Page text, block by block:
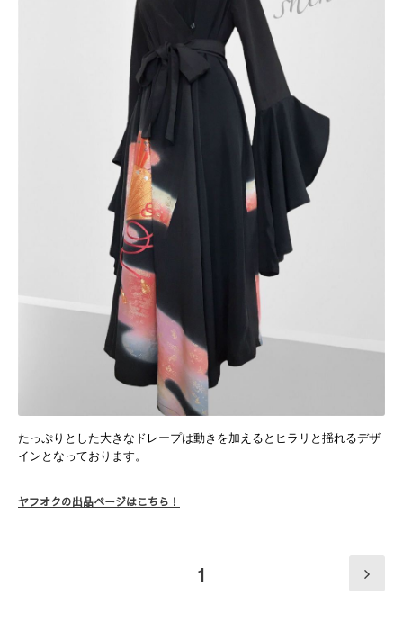
たっぷりとした大きなドレープは動きを加えるとヒラリと揺れるデザ
インとなっております。
ヤフオクの出品ページはこちら！
1